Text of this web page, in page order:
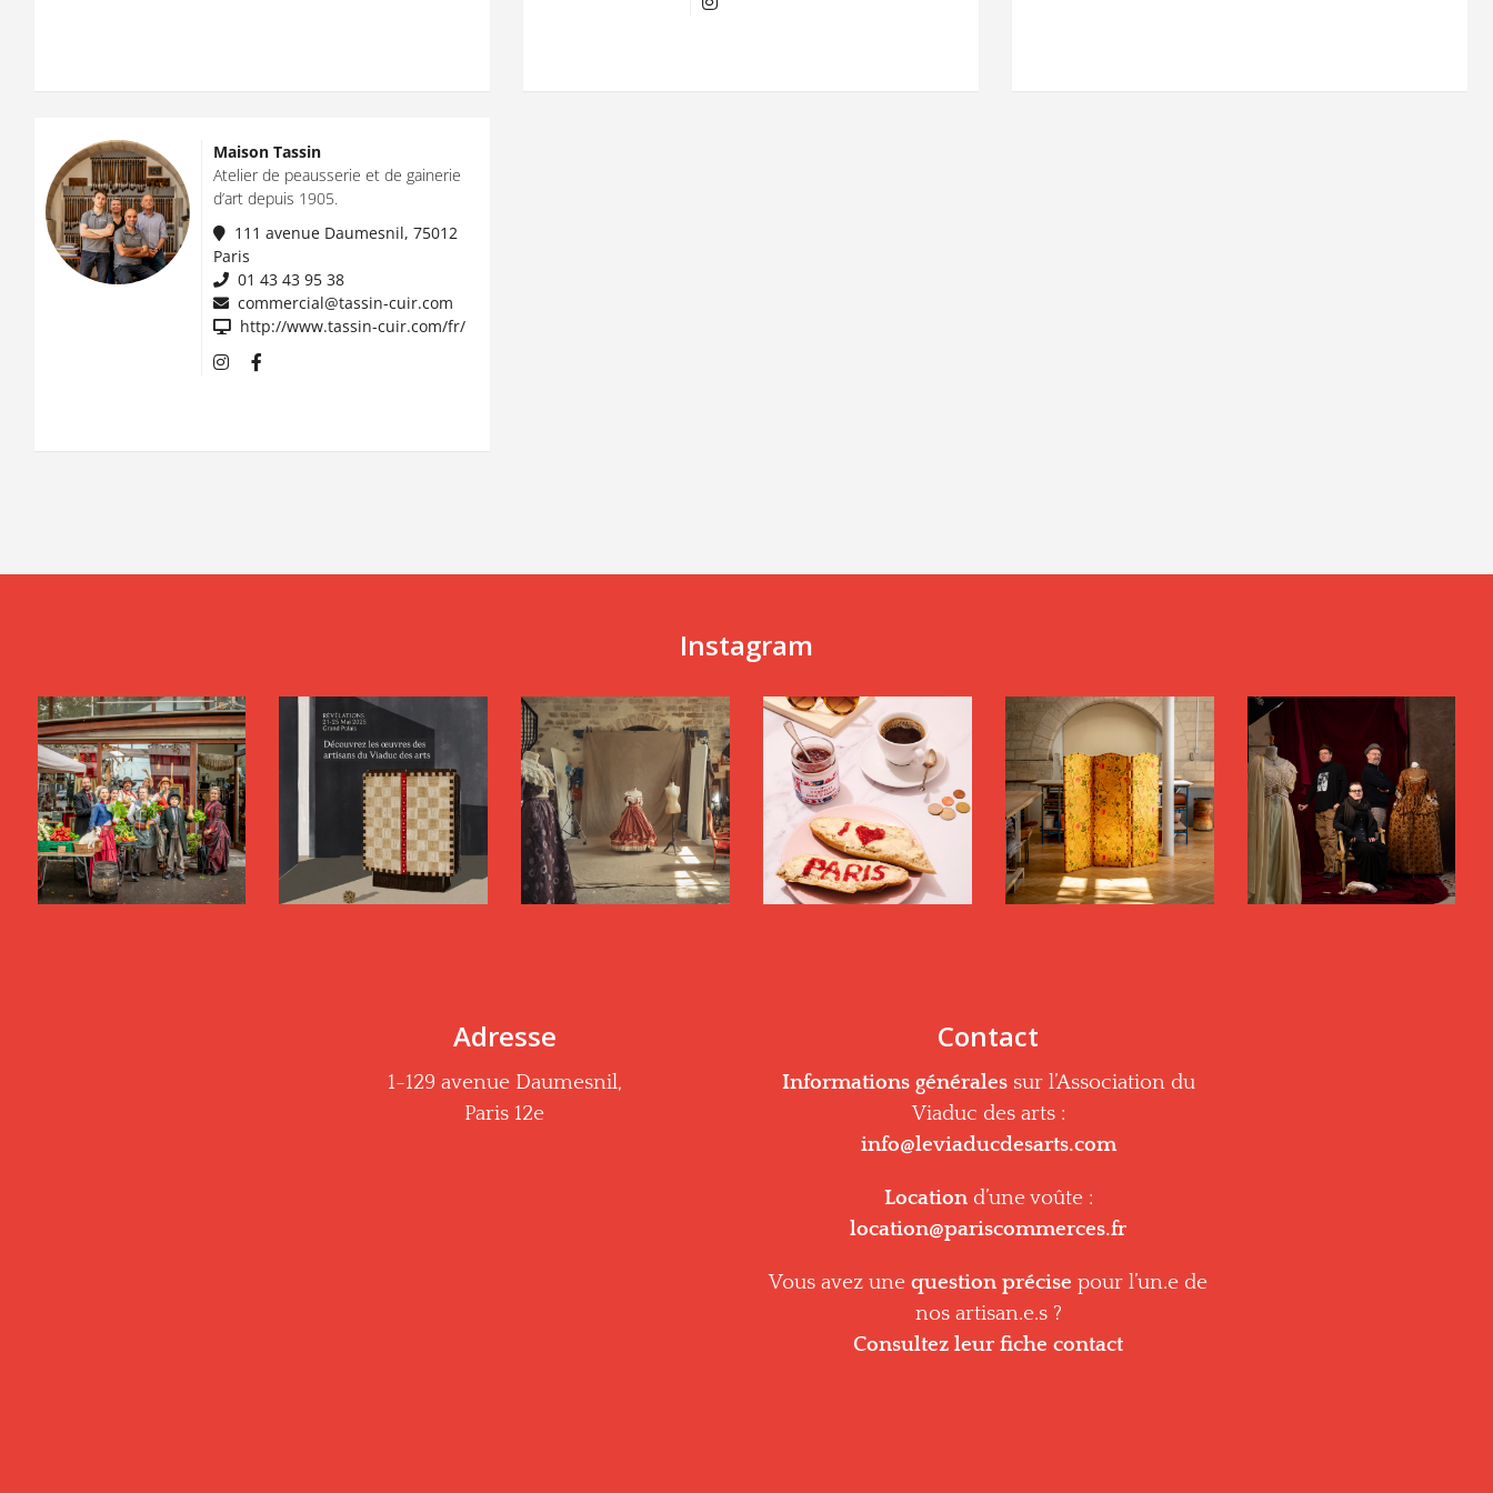
Maison Tassin
Atelier de peausserie et de gainerie
d’art depuis 1905.
111 avenue Daumesnil, 75012
Paris
01 43 43 95 38
commercial@tassin-cuir.com
http://www.tassin-cuir.com/fr/
Instagram
Adresse
1-129 avenue Daumesnil,
Paris 12e
Contact
Informations généralessur l’Association du
Viaduc des arts :
info@leviaducdesarts.com
Locationd’une voûte :
location@pariscommerces.fr
Vous avez unequestion précise pour l’un.e de
nos artisan.e.s ?
Consultez leur fiche contact